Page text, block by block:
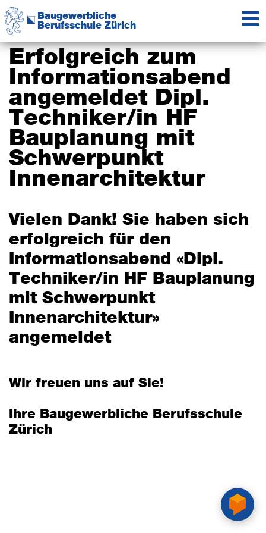
Zur
Hauptnavigation
springen
Zum
Inhalt
springen
Kompetenzzentrum
Baubranche
Baugewerbliche
Berufsschule Zürich
Erfolgreich zum
Informationsabend
angemeldet Dipl.
Techniker/in HF
Bauplanung mit
Schwerpunkt
Innenarchitektur
Vielen Dank! Sie haben sich
erfolgreich für den
Informationsabend «Dipl.
Techniker/in HF Bauplanung
mit Schwerpunkt
Innenarchitektur»
angemeldet
Wir freuen uns auf Sie!
Ihre Baugewerbliche Berufsschule
Zürich